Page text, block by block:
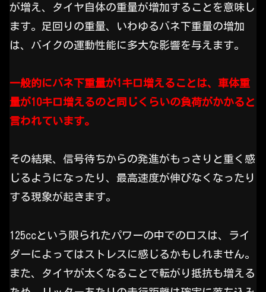
が増え、タイヤ自体の重量が増加することを意味し
ます。足回りの重量、いわゆるバネ下重量の増加
は、バイクの運動性能に多大な影響を与えます。
一般的にバネ下重量が1キロ増えることは、車体重
量が10キロ増えるのと同じくらいの負荷がかかると
言われています。
その結果、信号待ちからの発進がもっさりと重く感
じるようになったり、最高速度が伸びなくなったり
する現象が起きます。
125ccという限られたパワーの中でのロスは、ライ
ダーによってはストレスに感じるかもしれません。
また、タイヤが太くなることで転がり抵抗も増える